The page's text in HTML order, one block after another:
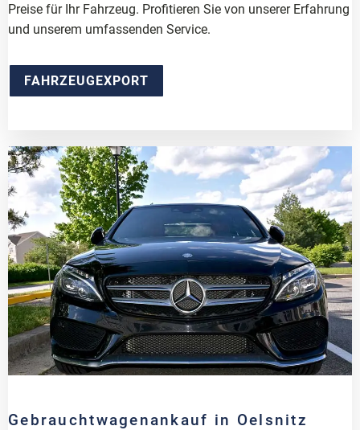
Preise für Ihr Fahrzeug. Profitieren Sie von unserer Erfahrung
und unserem umfassenden Service.
FAHRZEUGEXPORT
Gebrauchtwagenankauf in Oelsnitz